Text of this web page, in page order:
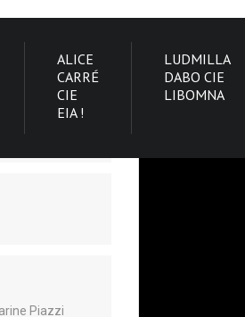
ALICE
CARRÉ
CIE
EIA !
LUDMILLA
DABO CIE
LIBOMNA
Piazzi